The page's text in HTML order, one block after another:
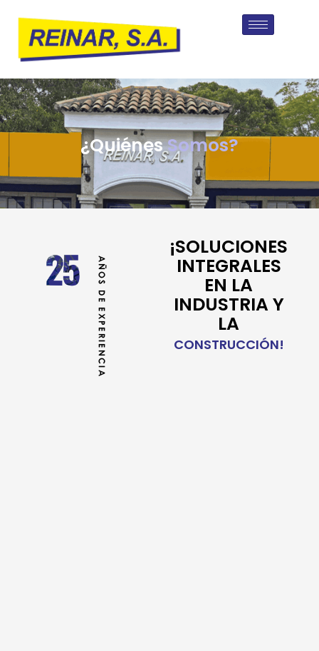
¿QuiénesSomos?
¡SOLUCIONES
INTEGRALES
EN LA
INDUSTRIA Y
LA
CONSTRUCCIÓN!